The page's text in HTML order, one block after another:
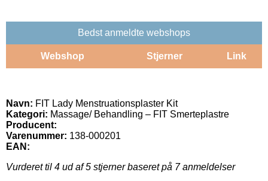
Bedst anmeldte webshops
Webshop Stjerner Link
Navn: FIT Lady Menstruationsplaster Kit
Kategori: Massage/ Behandling – FIT Smerteplastre
Producent:
Varenummer: 138-000201
EAN:
Vurderet til 4 ud af 5 stjerner baseret på 7anmeldelser